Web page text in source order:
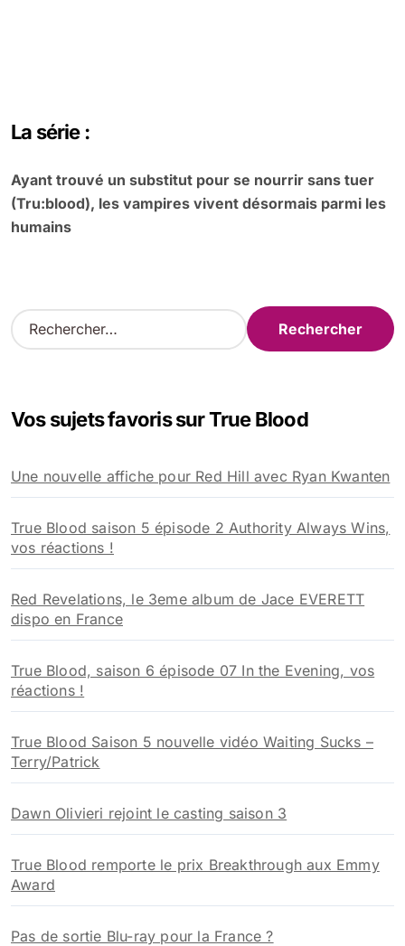
La série :
Ayant trouvé un substitut pour se nourrir sans tuer
(Tru:blood), les vampires vivent désormais parmi les
humains
R
e
r
e
r
:
Vos sujets favoris sur True Blood
Une nouvelle affiche pour Red Hill avec Ryan Kwanten
True Blood saison 5 épisode 2 Authority Always Wins,
vos réactions !
Red Revelations, le 3eme album de Jace EVERETT
dispo en France
True Blood, saison 6 épisode 07 In the Evening, vos
réactions !
True Blood Saison 5 nouvelle vidéo Waiting Sucks –
Terry/Patrick
Dawn Olivieri rejoint le casting saison 3
True Blood remporte le prix Breakthrough aux Emmy
Award
Pas de sortie Blu-ray pour la France ?